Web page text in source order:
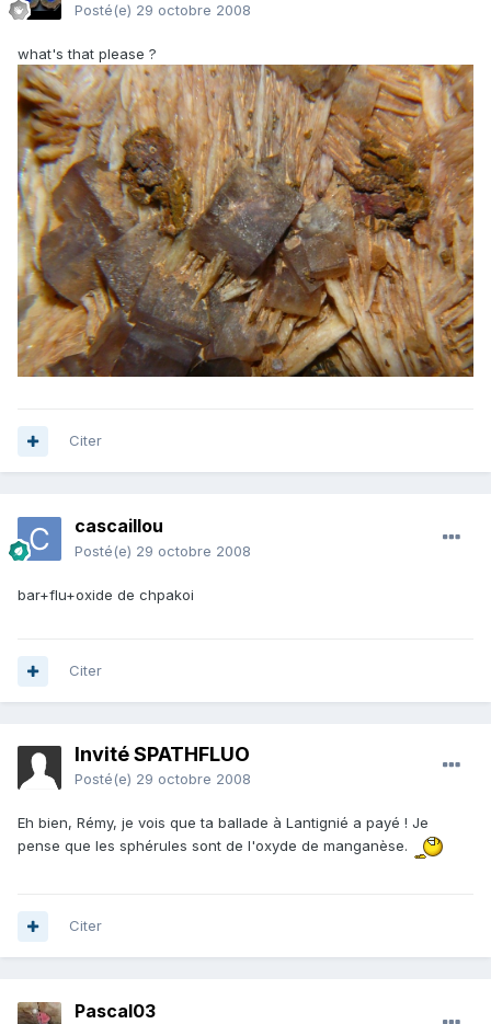
Posté(e) 29 octobre 2008
what's that please ?
Citer
cascaillou
Posté(e) 29 octobre 2008
bar+flu+oxide de chpakoi
Citer
Invité SPATHFLUO
Posté(e) 29 octobre 2008
Eh bien, Rémy, je vois que ta ballade à Lantignié a payé ! Je
pense que les sphérules sont de l'oxyde de manganèse.
Citer
Pascal03